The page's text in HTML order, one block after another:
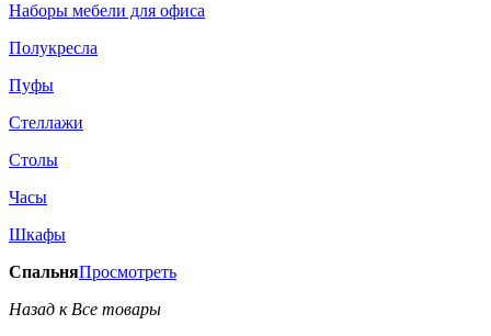
Наборы мебели для офиса
Полукресла
Пуфы
Стеллажи
Столы
Часы
Шкафы
СпальняПросмотреть
Назад к Все товары